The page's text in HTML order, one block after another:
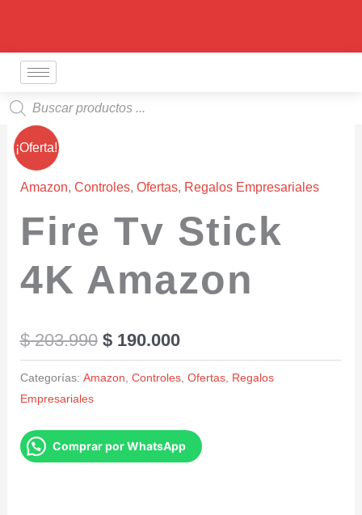
contenido
Búsqueda
de
productos
¡Oferta!
Amazon, Controles, Ofertas, Regalos Empresariales
Fire Tv Stick
4K Amazon
$203.990
precio
era:
$ 203.990.
$190.000
precio
actual
es:
$ 190.000.
Categorías: Amazon Controles, Ofertas, Regalos
Empresariales
Comprar por WhatsApp